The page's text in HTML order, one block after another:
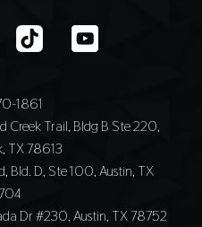
1861
Creek Trail, Bldg B Ste 220,
TX 78613
Bld. D, Ste 100, Austin, TX
Dr #230, Austin, TX 78752